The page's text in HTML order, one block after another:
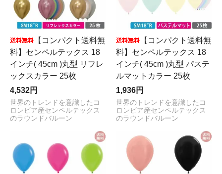
【コンパクト送料無
料】センペルテックス 18
インチ( 45cm )丸型 リフレ
ックスカラー 25枚
4,532円
世界のトレンドを意識したコ
ロンビア産センペルテックス
のラウンドバルーン
【コンパクト送料無
料】センペルテックス 18
インチ( 45cm )丸型 パステ
ルマットカラー 25枚
1,936円
世界のトレンドを意識したコ
ロンビア産センペルテックス
のラウンドバルーン